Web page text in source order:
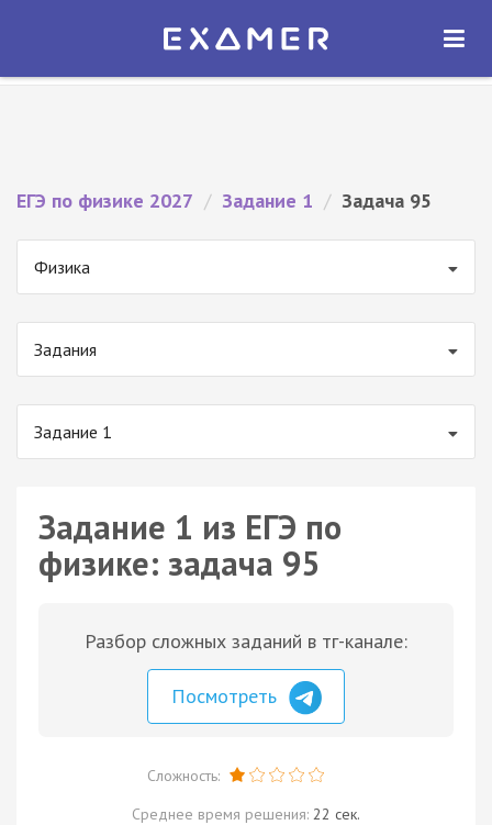
Экзамер — ЕГЭ 2027
ОТКРЫТЬ
ЕГЭ по физике 2027 / Задание 1 / Задача 95
Физика
Задания
Задание 1
Задание 1 из ЕГЭ по
физике: задача 95
Разбор сложных заданий в тг-канале:
Посмотреть
Сложность:
Среднее время решения: 22 сек.